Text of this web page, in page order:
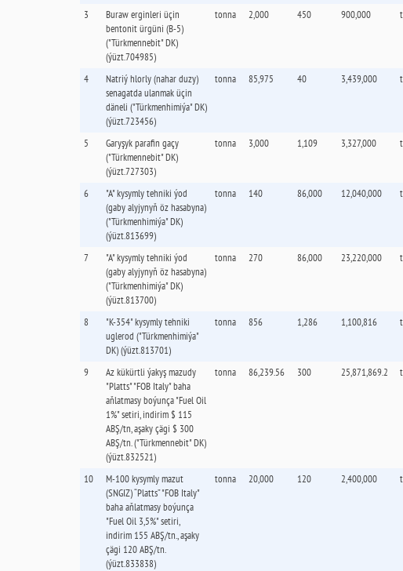
3
Buraw erginleri üçin
bentonit ürgüni (B-5)
("Türkmennebit" DK)
(ýüzt.704985)
tonna 2,000 450 900,000
4
Natriý hlorly (nahar duzy)
senagatda ulanmak üçin
däneli ("Türkmenhimiýa" DK)
(ýüzt.723456)
tonna 85,975 40 3,439,000
5
Garyşyk parafin gaçy
("Türkmennebit" DK)
(ýüzt.727303)
tonna 3,000 1,109 3,327,000
6
"А" kysymly tehniki ýod
(gaby alyjynyň öz hasabyna)
("Türkmenhimiýa" DK)
(ýüzt.813699)
tonna 140 86,000 12,040,000
7
"А" kysymly tehniki ýod
(gaby alyjynyň öz hasabyna)
("Türkmenhimiýa" DK)
(ýüzt.813700)
tonna 270 86,000 23,220,000
8
"K-354" kysymly tehniki
uglerod ("Türkmenhimiýa"
DK) (ýüzt.813701)
tonna 856 1,286 1,100,816
9
Az kükürtli ýakyş mazudy
"Platts" "FOB Italy" baha
aňlatmasy boýunça "Fuel Oil
1%" setiri, indirim $ 115
ABŞ/tn, aşaky çägi $ 300
ABŞ/tn. ("Türkmennebit" DK)
(ýüzt.832521)
tonna 86,239.56 300 25,871,869.2
10
М-100 kysymly mazut
(SNGIZ) “Platts” "FOB Italy"
baha aňlatmasy boýunça
"Fuel Oil 3,5%" setiri,
indirim 155 ABŞ/tn., aşaky
çägi 120 ABŞ/tn.
(ýüzt.833838)
tonna 20,000 120 2,400,000